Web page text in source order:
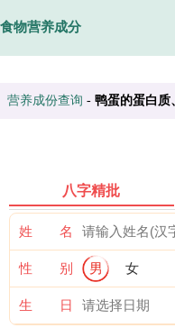
食物营养成分
营养成份查询 - 鸭蛋的蛋白质
八字精批
姓 名
性 别 男 女
生 日